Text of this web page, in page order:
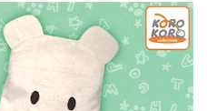
会員登録
ェック